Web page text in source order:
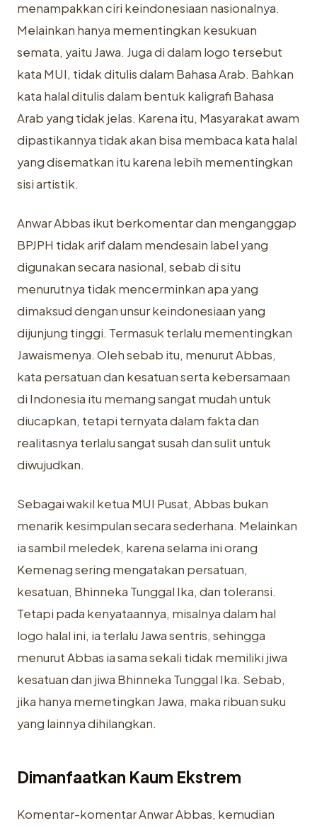
menampakkan ciri keindonesiaan nasionalnya.
Melainkan hanya mementingkan kesukuan
semata, yaitu Jawa. Juga di dalam logo tersebut
kata MUI, tidak ditulis dalam Bahasa Arab. Bahkan
kata halal ditulis dalam bentuk kaligrafi Bahasa
Arab yang tidak jelas. Karena itu, Masyarakatawam
dipastikannya tidak akan bisa membaca kata halal
yang disematkan itu karena lebih mementingkan
sisiartistik.
Anwar Abbas ikut berkomentar dan menganggap
BPJPH tidak arif dalam mendesain label yang
digunakan secara nasional, sebab di situ
menurutnya tidak mencerminkan apa yang
dimaksud dengan unsur keindonesiaan yang
dijunjung tinggi. Termasuk terlalu mementingkan
Jawaismenya. Oleh sebab itu, menurut Abbas,
kata persatuan dan kesatuan serta kebersamaan
di Indonesia itu memang sangat mudah untuk
diucapkan, tetapi ternyata dalam fakta dan
realitasnya terlalu sangat susah dan sulit untuk
diwujudkan.
Sebagai wakil ketua MUI Pusat, Abbas bukan
menarik kesimpulan secara sederhana. Melainkan
ia sambil meledek, karena selama ini orang
Kemenag sering mengatakan persatuan,
kesatuan, Bhinneka Tunggal Ika, dan toleransi.
Tetapi pada kenyataannya, misalnya dalam hal
logo halal ini, ia terlalu Jawa sentris, sehingga
menurut Abbas ia sama sekali tidak memiliki jiwa
kesatuan dan jiwa Bhinneka Tunggal Ika. Sebab,
jika hanya memetingkan Jawa, maka ribuan suku
yang lainnya dihilangkan.
Dimanfaatkan Kaum Ekstrem
Komentar-komentar Anwar Abbas, kemudian